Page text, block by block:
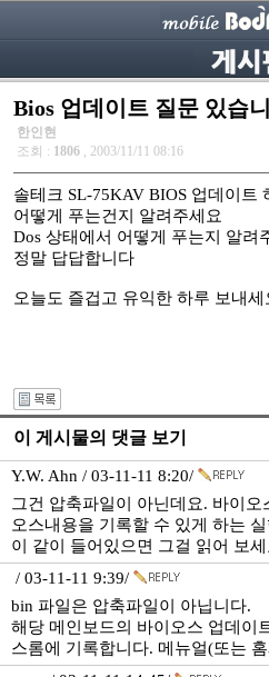
Bios 업데이트 질문 있습
한인현
조회 : 1806 , 2003/11/11 08:16
솔테크 SL-75KAV BIOS 업데이트
어떻게 푸는건지 알려주세요
Dos 상태에서 어떻게 푸는지 알려
정말 답답합니다
오늘도 즐겁고 유익한 하루 보내세
이 게시물의 댓글 보기
Y.W. Ahn / 03-11-11 8:20/
그건 압축파일이 아닌데요. 바이오
오스내용을 기록할 수 있게 하는
이 같이 들어있으면 그걸 읽어 보
/ 03-11-11 9:39/
bin 파일은 압축파일이 아닙니다.
해당 메인보드의 바이오스 업데이
스롬에 기록합니다. 메뉴얼(또는